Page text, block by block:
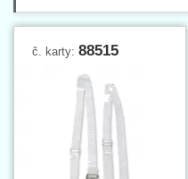
č. karty: 88515